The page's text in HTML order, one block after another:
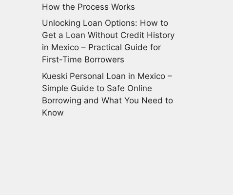
How the Process Works
Unlocking Loan Options: How to
Get a Loan Without Credit History
in Mexico – Practical Guide for
First-Time Borrowers
Kueski Personal Loan in Mexico –
Simple Guide to Safe Online
Borrowing and What You Need to
Know